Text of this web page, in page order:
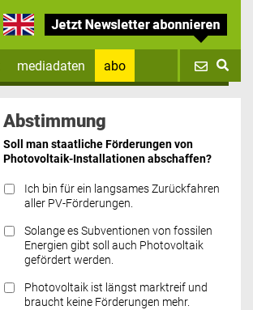
mediadaten
abo
Datenschutz FAQs
Abstimmung
Soll man staatliche Förderungen von
Photovoltaik-Installationen abschaffen?
Ich bin für ein langsames Zurückfahren
aller PV-Förderungen.
Solange es Subventionen von fossilen
Energien gibt soll auch Photovoltaik
gefördert werden.
Photovoltaik ist längst marktreif und
braucht keine Förderungen mehr.